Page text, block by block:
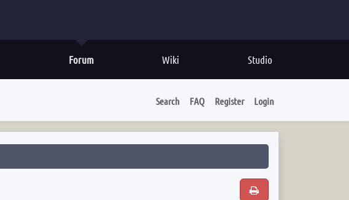
Studio
Wiki
Forum
Search FAQ Register Login